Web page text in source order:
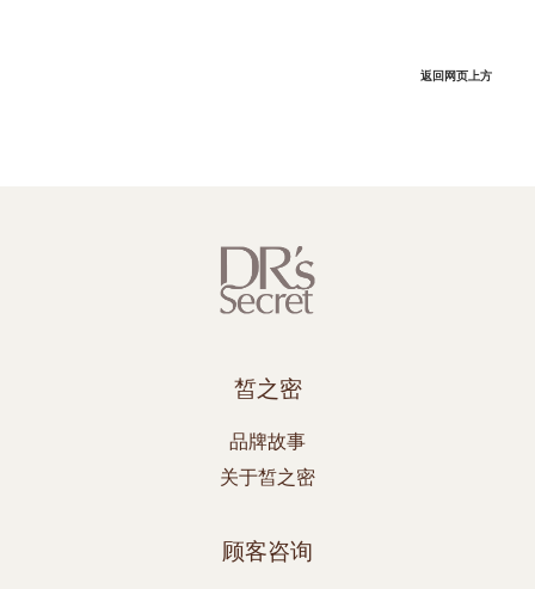
返回网页上方
皙之密
品牌故事
关于皙之密
顾客咨询